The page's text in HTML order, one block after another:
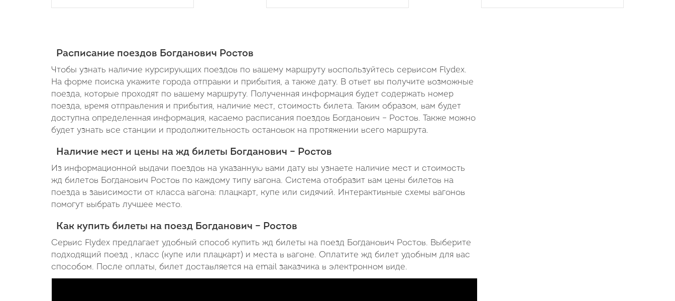
Расписание поездов Богданович Ростов
Чтобы узнать наличие курсирующих поездов по вашему маршруту воспользуйтесь сервисом Flydex.
На форме поиска укажите города отправки и прибытия, а также дату. В ответ вы получите возможные
поезда, которые проходят по вашему маршруту. Полученная информация будет содержать номер
поезда, время отправления и прибытия, наличие мест, стоимость билета. Таким образом, вам будет
доступна определенная информация, касаемо расписания поездов Богданович – Ростов. Также можно
будет узнать все станции и продолжительность остановок на протяжении всего маршрута.
Наличие мест и цены на жд билеты Богданович – Ростов
Из информационной выдачи поездов на указанную вами дату вы узнаете наличие мест и стоимость
жд билетов Богданович Ростов по каждому типу вагона. Система отобразит вам цены билетов на
поезда в зависимости от класса вагона: плацкарт, купе или сидячий. Интерактивные схемы вагонов
помогут выбрать лучшее место.
Как купить билеты на поезд Богданович – Ростов
Сервис Flydex предлагает удобный способ купить жд билеты на поезд Богданович Ростов. Выберите
подходящий поезд , класс (купе или плацкарт) и места в вагоне. Оплатите жд билет удобным для вас
способом. После оплаты, билет доставляется на email заказчика в электронном виде.